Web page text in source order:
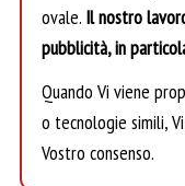
ovale. Il nostro
pubblicità, in
Quando Vi viene
o tecnologie simili,
Vostro consenso.